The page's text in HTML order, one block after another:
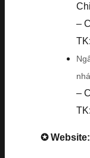
–
–
✪